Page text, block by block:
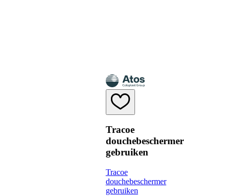
Tracoe
douchebeschermer
gebruiken
Tracoe
douchebeschermer
gebruiken